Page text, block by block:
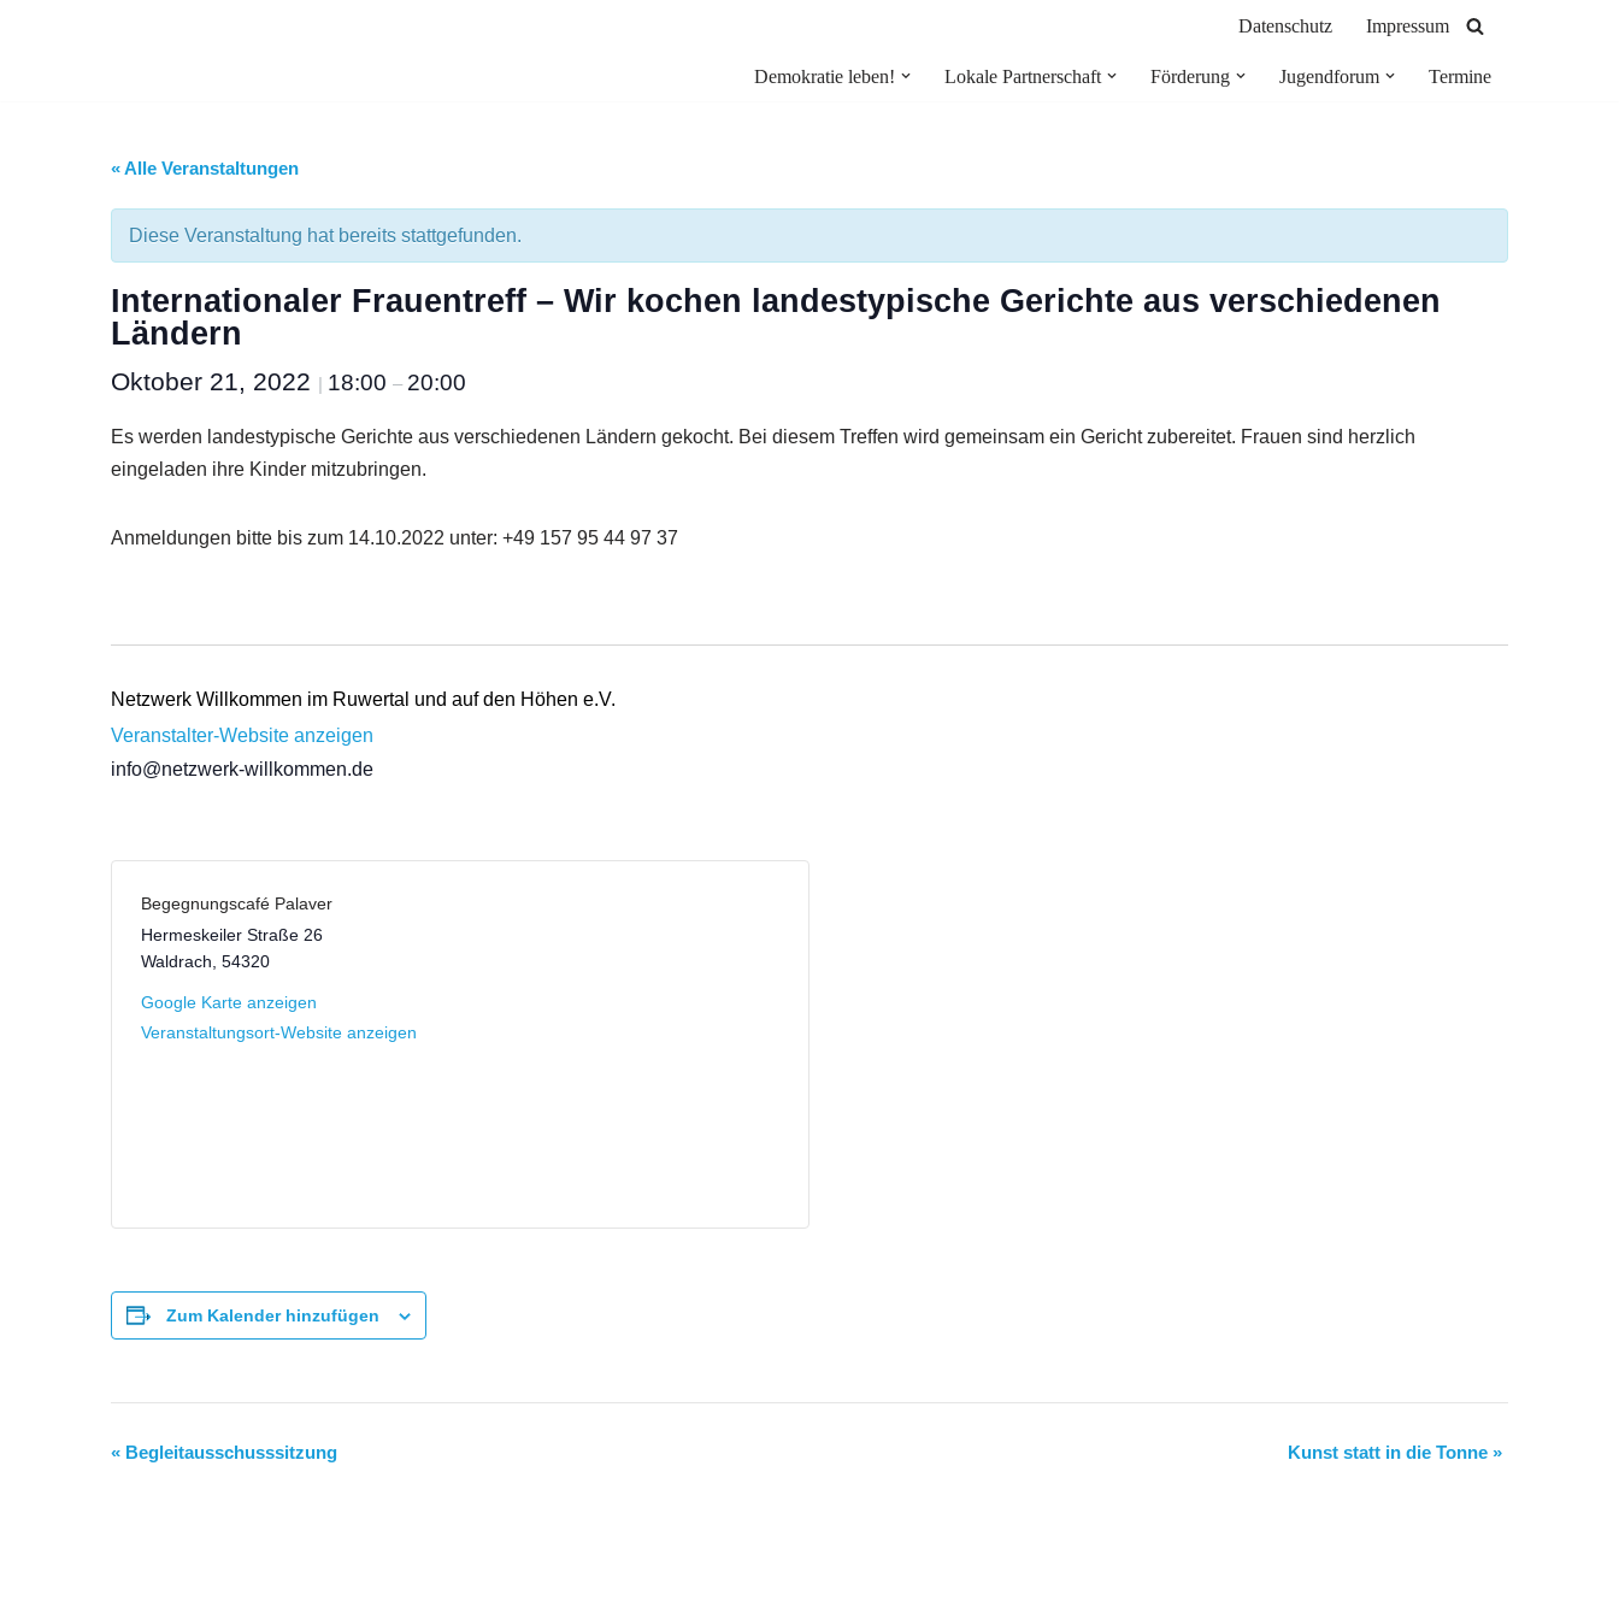
Datenschutz Impressum
Demokratie leben! Lokale Partnerschaft Förderung Jugendforum Termine
« Alle Veranstaltungen
Diese Veranstaltung hat bereits stattgefunden.
Internationaler Frauentreff – Wir kochen landestypische Gerichte aus verschiedenen
Ländern
Oktober 21, 2022 | 18:00 – 20:00
Es werden landestypische Gerichte aus verschiedenen Ländern gekocht. Bei diesem Treffen wird gemeinsam ein Gericht zubereitet. Frauen sind herzlich
eingeladen ihre Kinder mitzubringen.
Anmeldungen bitte bis zum 14.10.2022 unter: +49 157 95 44 97 37
Netzwerk Willkommen im Ruwertal und auf den Höhen e.V.
Veranstalter-Website anzeigen
info@netzwerk-willkommen.de
Begegnungscafé Palaver
Hermeskeiler Straße 26
Waldrach 54320
Google Karte anzeigen
Veranstaltungsort-Website anzeigen
Zum Kalender hinzufügen
Veranstaltung-
« Begleitausschusssitzung Kunst statt in die Tonne »